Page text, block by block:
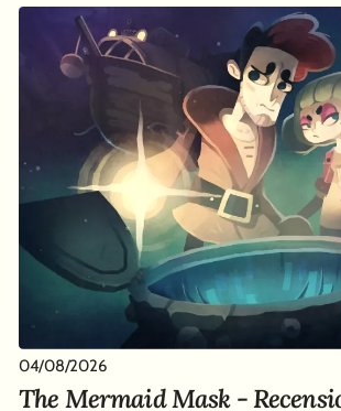
04/08/2026
The Mermaid Mask -